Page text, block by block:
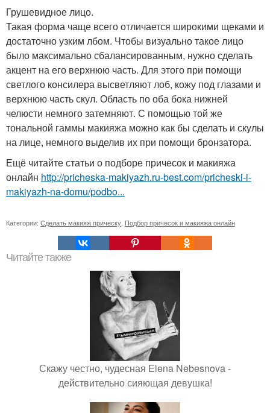
Грушевидное лицо.
Такая форма чаще всего отличается широкими щеками и
достаточно узким лбом. Чтобы визуально такое лицо
было максимально сбалансированным, нужно сделать
акцент на его верхнюю часть. Для этого при помощи
светлого консилера высветляют лоб, кожу под глазами и
верхнюю часть скул. Область по оба бока нижней
челюсти немного затемняют. С помощью той же
тональной гаммы макияжа можно как бы сделать и скулы
на лице, немного выделив их при помощи бронзатора.
Ещё читайте статьи о подборе причесок и макияжа
онлайн http://pricheska-makiyazh.ru-best.com/pricheski-i-
makiyazh-na-domu/podbo...
Категории: Сделать макияж прическу Подбор причесок и макияжа онлайн
Читайте также
Скажу честно, чудесная Elena Nebesnova -
действительно сияющая девушка!